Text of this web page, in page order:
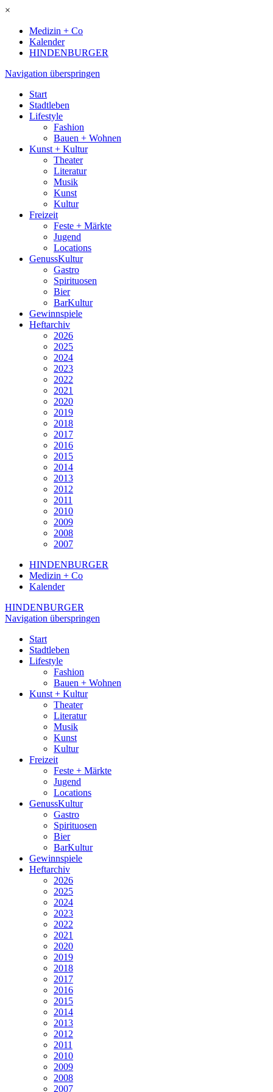
×
Medizin + Co
Kalender
HINDENBURGER
Navigation überspringen
Start
Stadtleben
Lifestyle
Fashion
Bauen + Wohnen
Kunst + Kultur
Theater
Literatur
Musik
Kunst
Kultur
Freizeit
Feste + Märkte
Jugend
Locations
GenussKultur
Gastro
Spirituosen
Bier
BarKultur
Gewinnspiele
Heftarchiv
2026
2025
2024
2023
2022
2021
2020
2019
2018
2017
2016
2015
2014
2013
2012
2011
2010
2009
2008
2007
HINDENBURGER
Medizin + Co
Kalender
HINDENBURGER
Navigation überspringen
Start
Stadtleben
Lifestyle
Fashion
Bauen + Wohnen
Kunst + Kultur
Theater
Literatur
Musik
Kunst
Kultur
Freizeit
Feste + Märkte
Jugend
Locations
GenussKultur
Gastro
Spirituosen
Bier
BarKultur
Gewinnspiele
Heftarchiv
2026
2025
2024
2023
2022
2021
2020
2019
2018
2017
2016
2015
2014
2013
2012
2011
2010
2009
2008
2007